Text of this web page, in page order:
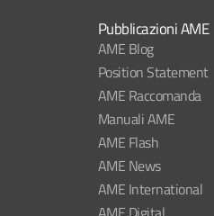
Pubblicazioni AME
AME Blog
Position Statement
AME Raccomanda
Manuali AME
AME Flash
AME News
AME International